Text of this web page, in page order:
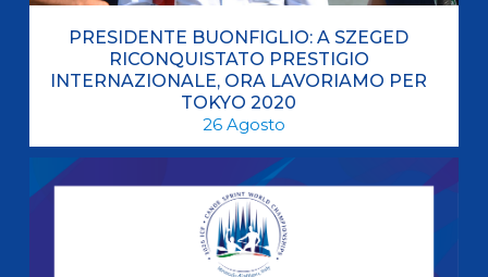
PRESIDENTE BUONFIGLIO: A SZEGED
RICONQUISTATO PRESTIGIO
INTERNAZIONALE, ORA LAVORIAMO PER
TOKYO 2020
26 Agosto